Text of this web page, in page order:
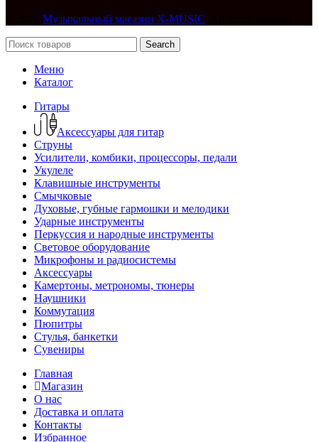
Музыкальный магазин X-MUSIC
Search
Меню
Каталог
Гитары
Аксессуары для гитар
Струны
Усилители, комбики, процессоры, педали
Укулеле
Клавишные инструменты
Смычковые
Духовые, губные гармошки и мелодики
Ударные инструменты
Перкуссия и народные инструменты
Световое оборудование
Микрофоны и радиосистемы
Аксессуары
Камертоны, метрономы, тюнеры
Наушники
Коммутация
Пюпитры
Стулья, банкетки
Сувениры
Главная
Магазин
О нас
Доставка и оплата
Контакты
Избранное